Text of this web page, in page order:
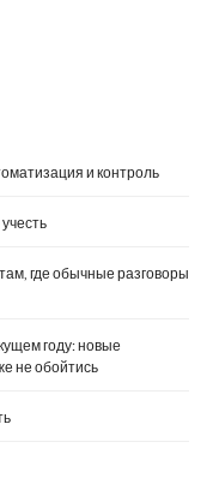
и контроль
где обычные разговоры
году: новые
не обойтись